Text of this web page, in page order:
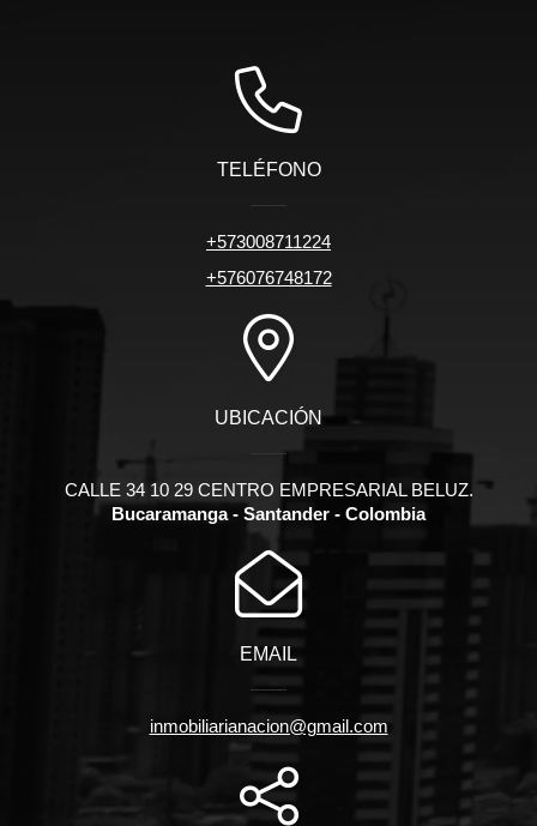
TELÉFONO
+573008711224
+576076748172
UBICACIÓN
CALLE 34 10 29 CENTRO EMPRESARIAL BELUZ.
Bucaramanga - Santander - Colombia
EMAIL
inmobiliarianacion@gmail.com